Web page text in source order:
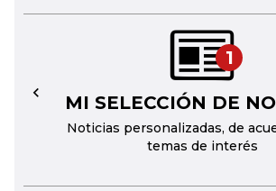
1
MI SELECCIÓN DE
Noticias personalizadas, de
temas de interés
←